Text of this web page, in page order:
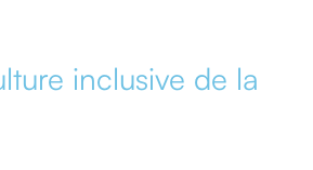
inclusive de la